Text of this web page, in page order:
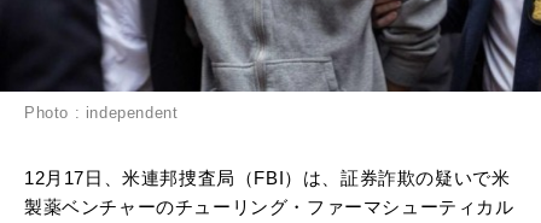
Photo : independent
12月17日、米連邦捜査局（FBI）は、証券詐欺の疑いで米
製薬ベンチャーのチューリング・ファーマシューティカル